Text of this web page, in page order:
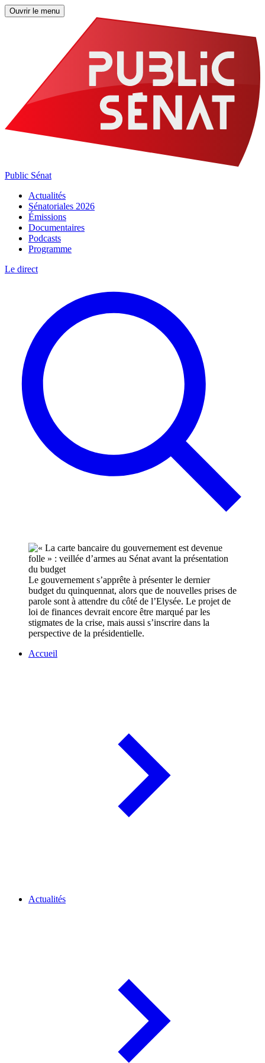
Ouvrir le menu
Public Sénat
Actualités
Sénatoriales 2026
Émissions
Documentaires
Podcasts
Programme
Le direct
Le gouvernement s’apprête à présenter le dernier
budget du quinquennat, alors que de nouvelles prises de
parole sont à attendre du côté de l’Elysée. Le projet de
loi de finances devrait encore être marqué par les
stigmates de la crise, mais aussi s’inscrire dans la
perspective de la présidentielle.
Accueil
Actualités